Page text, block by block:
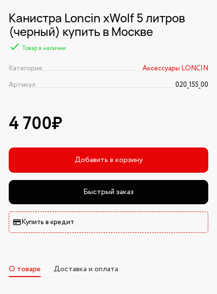
Канистра Loncin xWolf 5 литров
(черный) купить в Москве
Товар в наличии
Категория
Аксессуары LONCIN
Артикул
020_155_00
4 700₽
Добавить в корзину
Быстрый заказ
Купить в кредит
О товаре Доставка и оплата